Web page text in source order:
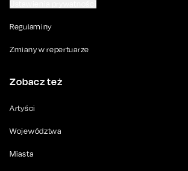
Regulaminy
Zmiany w repertuarze
Zobacz też
Artyści
Województwa
Miasta